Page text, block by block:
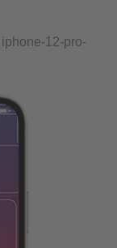
iphone-12-pro-